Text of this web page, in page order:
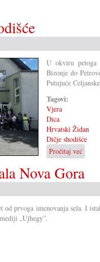
U okviru petoga
Bizonje do
Putujuće
Tagovi:
Vjera
Dica
Hrvatski Židan
Dičje shodišće
Pročitaj već
Veliko
dičje
Nova Gora
od prvoga imenovanja sela. I
„Ujhegy”.